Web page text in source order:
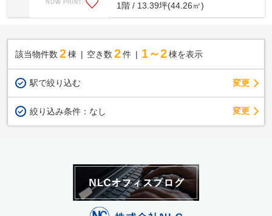
1階 / 13.39坪(44.26㎡)
該当物件数 2棟 空き数 2 件 1～2 棟を表示
駅で絞り込む 変更
絞り込み条件： なし 変更